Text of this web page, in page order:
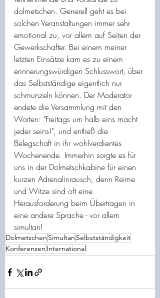
dolmetschen. Generell geht es bei
solchen Veranstaltungen immer sehr
emotional zu, vor allem auf Seiten der
Gewerkschafter. Bei einem meiner
letzten Einsätze kam es zu einem
erinnerungswürdigen Schlusswort, über
das Selbstständige eigentlich nur
schmunzeln können. Der Moderator
endete die Versammlung mit den
Worten: "Freitags um halb eins macht
jeder seins!", und entließ die
Belegschaft in ihr wohlverdientes
Wochenende. Immerhin sorgte es für
uns in der Dolmetschkabine für einen
kurzen Adrenalinrausch, denn Reime
und Witze sind oft eine
Herausforderung beim Übertragen in
eine andere Sprache - vor allem
simultan!
Dolmetschen Simultan Selbstständigkeit
Konferenzen International